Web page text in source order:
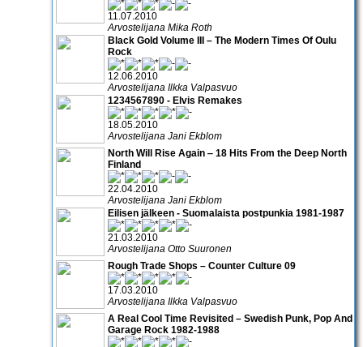
11.07.2010
Arvostelijana Mika Roth
Black Gold Volume III – The Modern Times Of Oulu
Rock
12.06.2010
Arvostelijana Ilkka Valpasvuo
1234567890 - Elvis Remakes
18.05.2010
Arvostelijana Jani Ekblom
North Will Rise Again ‒ 18 Hits From the Deep North
Finland
22.04.2010
Arvostelijana Jani Ekblom
Eilisen jälkeen - Suomalaista postpunkia 1981-1987
21.03.2010
Arvostelijana Otto Suuronen
Rough Trade Shops – Counter Culture 09
17.03.2010
Arvostelijana Ilkka Valpasvuo
A Real Cool Time Revisited – Swedish Punk, Pop And
Garage Rock 1982-1988